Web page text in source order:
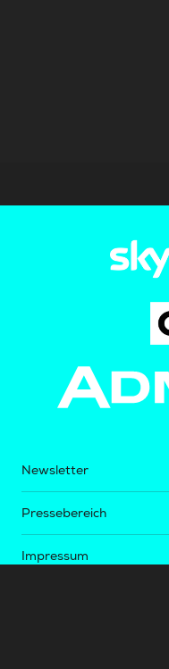
Newsletter
Pressebereich
Impressum